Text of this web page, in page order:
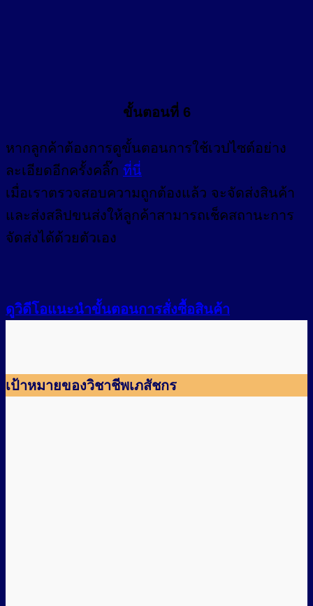
ขั้นตอนที่ 6
หากลูกค้าต้องการดูขั้นตอนการใช้เวปไซต์อย่าง
ละเอียดอีกครั้งคลิ๊ก ที่นี่
เมื่อเราตรวจสอบความถูกต้องแล้ว จะจัดส่งสินค้า
และส่งสลิปขนส่งให้ลูกค้าสามารถเช็คสถานะการ
จัดส่งได้ด้วยตัวเอง
ดูวิดีโอแนะนำขั้นตอนการสั่งซื้อสินค้า
เป้าหมายของวิชาชีพเภสัชกร